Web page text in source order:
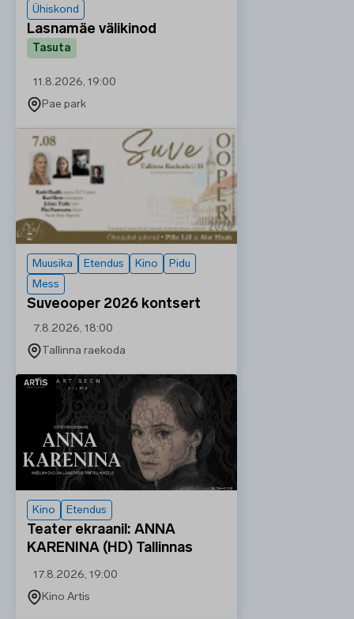
Ühiskond
Lasnamäe välikinod
Tasuta
11.8.2026, 19:00
Pae park
Muusika Etendus Kino
Pidu
Mess
Suveooper 2026 kontsert
7.8.2026, 18:00
Tallinna raekoda
Kino Etendus
Teater ekraanil: ANNA
KARENINA (HD) Tallinnas
17.8.2026, 19:00
Kino Artis